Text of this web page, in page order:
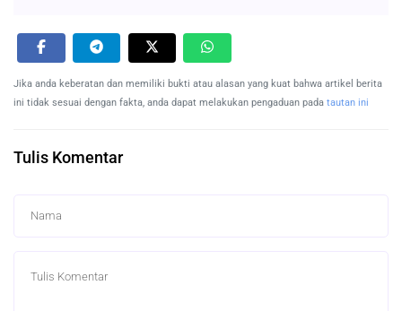
Jika anda keberatan dan memiliki bukti atau alasan yang kuat bahwa artikel berita
ini tidak sesuai dengan fakta, anda dapat melakukan pengaduan pada tautan ini
Tulis Komentar